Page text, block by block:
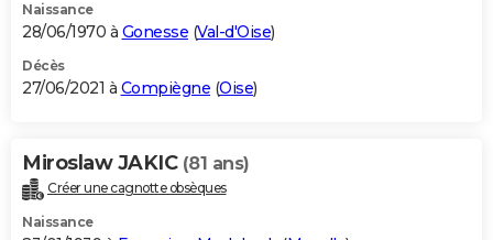
Naissance
28/06/1970 à Gonesse (Val-d'Oise)
Décès
27/06/2021 à Compiègne (Oise)
Miroslaw JAKIC (81 ans)
Créer une cagnotte obsèques
Naissance